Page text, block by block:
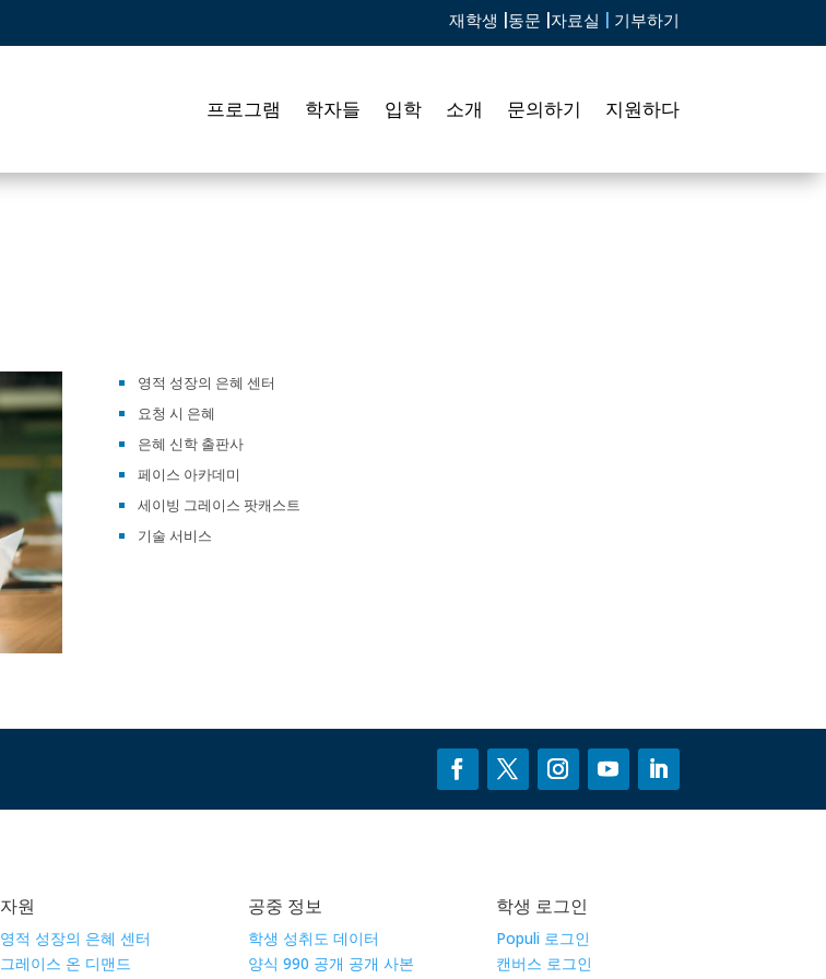
재학생 | 동문 | 자료실 기부하기
프로그램 학자들 입학 소개 문의하기 지원하다
영적 성장의 은혜 센터
요청 시 은혜
은혜 신학 출판사
페이스 아카데미
세이빙 그레이스 팟캐스트
기술 서비스
자원
영적 성장의 은혜 센터
그레이스 온 디맨드
공중 정보
학생 성취도 데이터
양식 990 공개 공개 사본
학생 로그인
Populi 로그인
캔버스 로그인